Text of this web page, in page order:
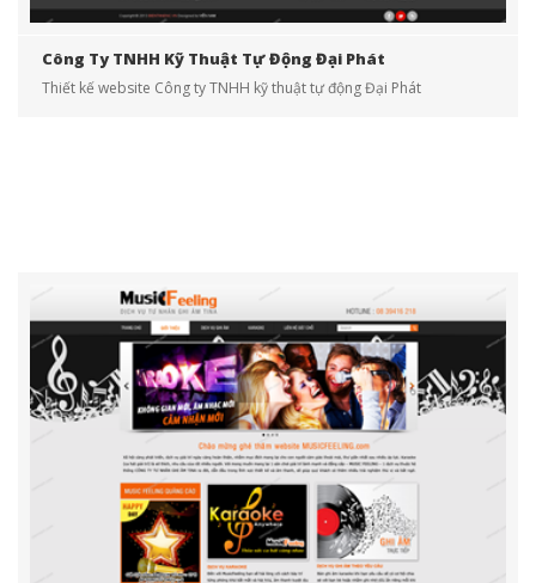
Công Ty TNHH Kỹ Thuật Tự Động Đại Phát
Thiết kế website Công ty TNHH kỹ thuật tự động Đại Phát